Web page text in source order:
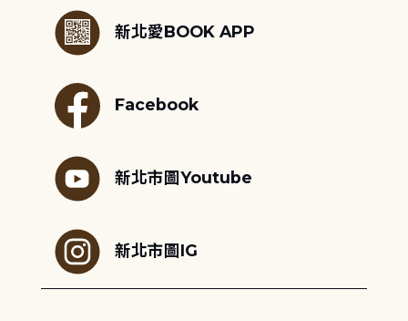
新北愛BOOK APP
Facebook
新北市圖Youtube
新北市圖IG